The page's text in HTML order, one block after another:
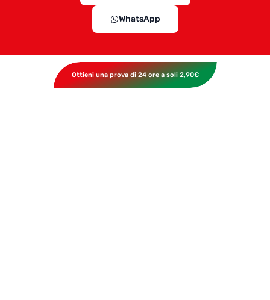
WhatsApp
Ottieni una prova di 24 ore a soli 2,90€